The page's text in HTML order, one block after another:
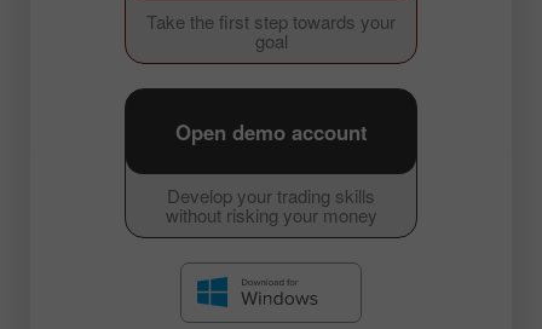
Take the first step towards your
goal
Develop your trading skills
without risking your money
Open demo account